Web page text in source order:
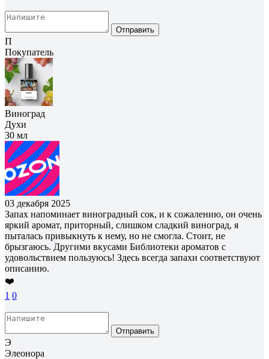
Отправить
П
Покупатель
Виноград
Духи
30 мл
03 декабря 2025
Запах напоминает виноградный сок, и к сожалению, он очень
яркий аромат, приторный, слишком сладкий виноград, я
пыталась привыкнуть к нему, но не смогла. Стоит, не
брызгаюсь. Другими вкусами Библиотеки ароматов с
удовольствием пользуюсь! Здесь всегда запахи соответствуют
описанию.
❤️
1 0
Отправить
Э
Элеонора